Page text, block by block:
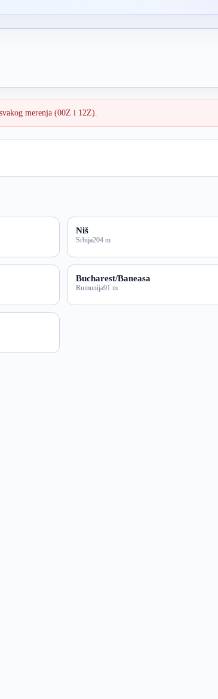
merenja (00Z i 12Z).
Niš
Srbija204 m
Bucharest/Baneasa
Rumunija91 m